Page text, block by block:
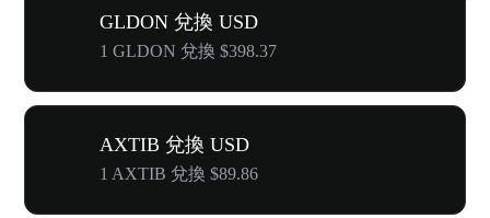
GLDON 兌換 USD
1 GLDON 兌換 $398.37
AXTIB 兌換 USD
1 AXTIB 兌換 $89.86